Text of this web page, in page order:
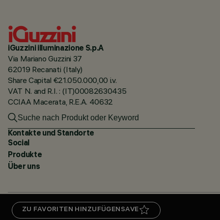
ZU FAVORITEN HINZUFÜGEN SAVE
iGuzzini illuminazione S.p.A
Via Mariano Guzzini 37
62019 Recanati (Italy)
Share Capital €21.050.000,00 i.v.
VAT N. and R.I. : (IT)00082630435
CCIAA Macerata, R.E.A. 40632
Kontakte und Standorte
Social
Produkte
Über uns
DATENSCHUTZRICHTLINIECERTIFICATIONS5 JAHRE PRODUKTGARANTIE